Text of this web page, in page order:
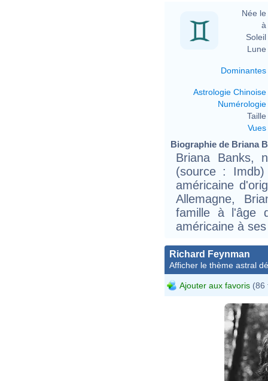
Née le
à
Soleil
Lune
Dominantes
Astrologie Chinoise
Numérologie
Taille
Vues
Biographie de Briana
Briana Banks,
(source :
américaine
Allemagne,
famille à l'âge
américaine à
Richard Feynman
Afficher le thème astral
Ajouter aux favoris (86